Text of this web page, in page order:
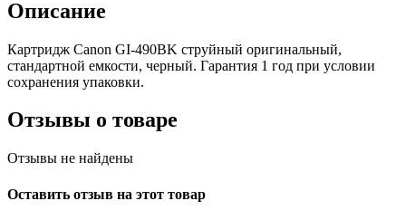
Описание
Картридж Canon GI-490BK струйный оригинальный,
стандартной емкости, черный. Гарантия 1 год при условии
сохранения упаковки.
Отзывы о товаре
Отзывы не найдены
Оставить отзыв на этот товар